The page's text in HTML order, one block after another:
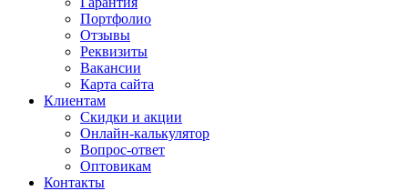
Портфолио
Отзывы
Реквизиты
Вакансии
Карта сайта
Клиентам
Скидки и акции
Онлайн-калькулятор
Вопрос-ответ
Оптовикам
Контакты